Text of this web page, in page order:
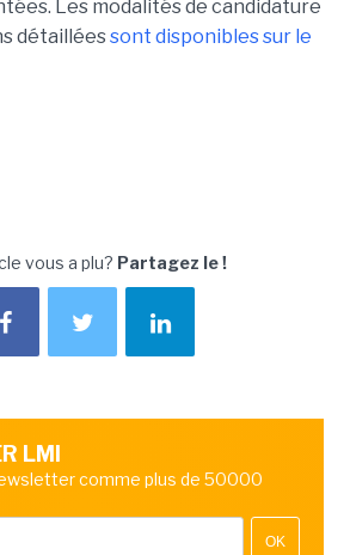
Les modalités de candidature
détailléessont disponibles sur le
vous a plu? Partagez le !
LMI
comme plus de 50000
OK